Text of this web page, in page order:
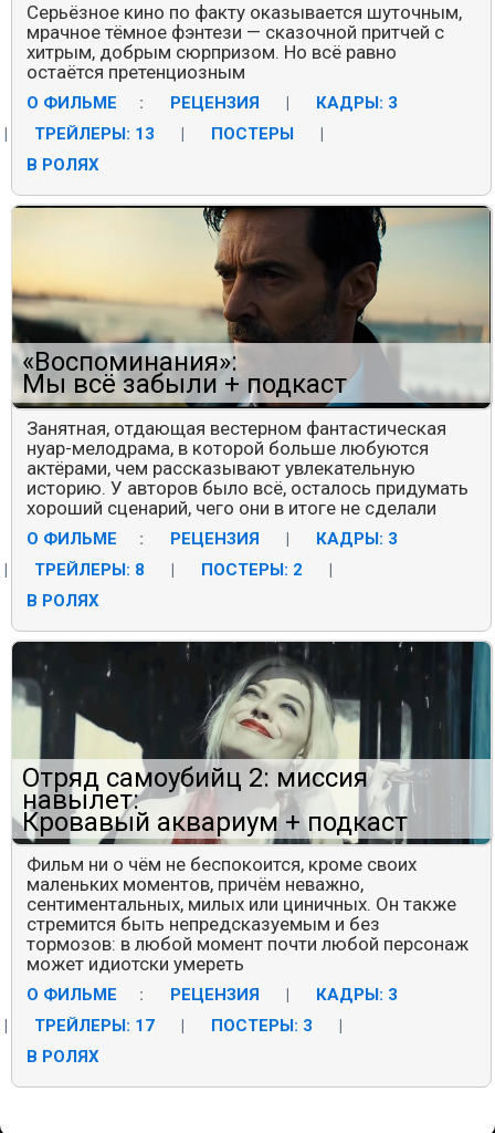
Серьёзное кино по факту оказывается шуточным,
мрачное тёмное фэнтези — сказочной притчей с
хитрым, добрым сюрпризом. Но всё равно
остаётся претенциозным
О ФИЛЬМЕ : РЕЦЕНЗИЯ |
КАДРЫ: 3
|
ТРЕЙЛЕРЫ: 13 | ПОСТЕРЫ
|
В РОЛЯХ
«Воспоминания»:
Мы всё забыли + подкаст
Занятная, отдающая вестерном фантастическая
нуар-мелодрама, в которой больше любуются
актёрами, чем рассказывают увлекательную
историю. У авторов было всё, осталось придумать
хороший сценарий, чего они в итоге не сделали
О ФИЛЬМЕ : РЕЦЕНЗИЯ |
КАДРЫ: 3
|
ТРЕЙЛЕРЫ: 8 | ПОСТЕРЫ: 2
|
В РОЛЯХ
Отряд самоубийц 2: миссия
навылет:
Кровавый аквариум + подкаст
Фильм ни о чём не беспокоится, кроме своих
маленьких моментов, причём неважно,
сентиментальных, милых или циничных. Он также
стремится быть непредсказуемым и без
тормозов: в любой момент почти любой персонаж
может идиотски умереть
О ФИЛЬМЕ : РЕЦЕНЗИЯ |
КАДРЫ: 3
|
ТРЕЙЛЕРЫ: 17 | ПОСТЕРЫ: 3
|
В РОЛЯХ